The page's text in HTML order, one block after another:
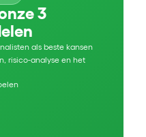
3
als beste kansen
risico-analyse en het